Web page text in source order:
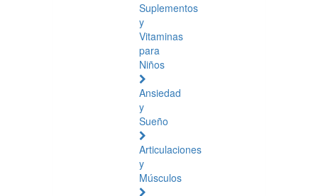
Suplementos
y
Vitaminas
para
Niños
Ansiedad
y
Sueño
Articulaciones
y
Músculos